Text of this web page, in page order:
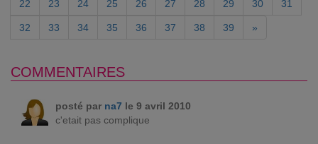
22 23 24 25 26 27 28 29 30 31
32 33 34 35 36 37 38 39 »
COMMENTAIRES
posté par na7 le 9 avril 2010
c'etait pas complique